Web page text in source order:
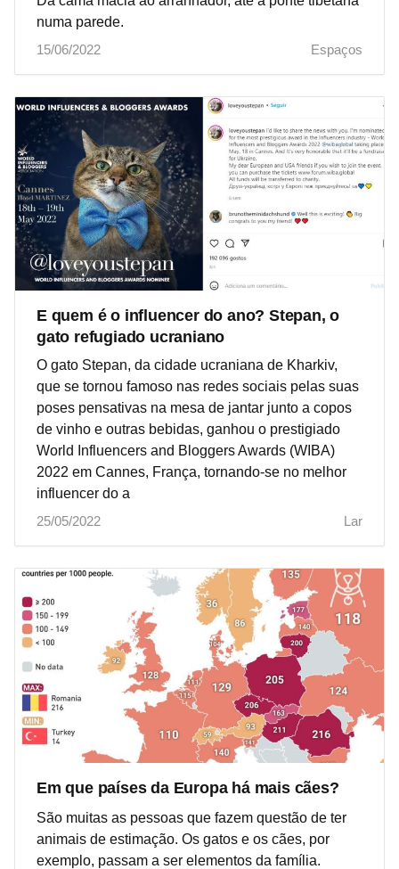
numa parede.
15/06/2022
Espaços
E quem é o influencer do ano? Stepan, o
gato refugiado ucraniano
O gato Stepan, da cidade ucraniana de Kharkiv,
que se tornou famoso nas redes sociais pelas suas
poses pensativas na mesa de jantar junto a copos
de vinho e outras bebidas, ganhou o prestigiado
World Influencers and Bloggers Awards (WIBA)
2022 em Cannes, França, tornando-se no melhor
influencer do a
25/05/2022
Lar
Em que países da Europa há mais cães?
São muitas as pessoas que fazem questão de ter
animais de estimação. Os gatos e os cães, por
exemplo, passam a ser elementos da família.